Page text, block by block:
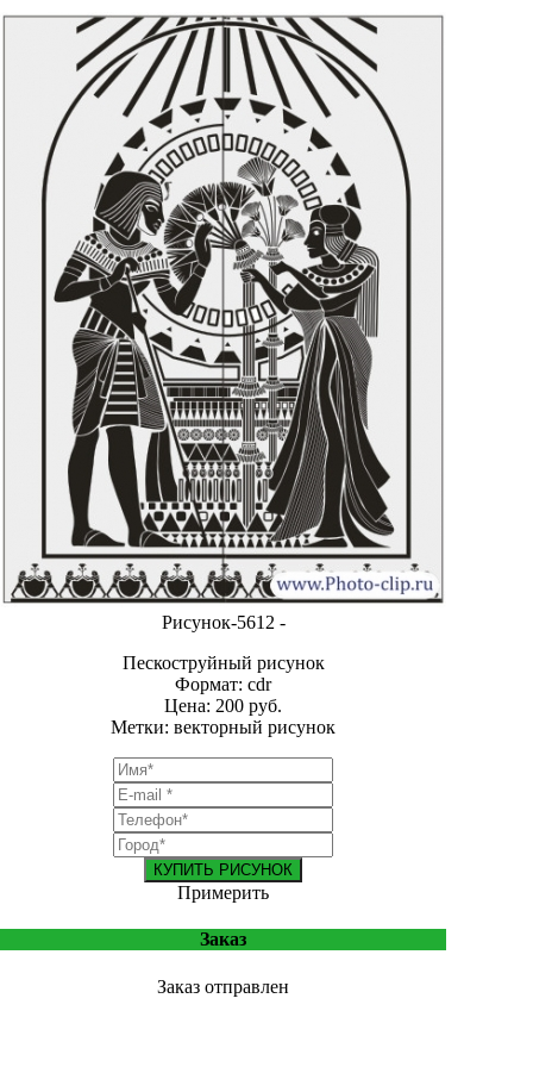
Рисунок-5612 -
Пескоструйный рисунок
Формат: cdr
Цена: 200 руб.
Метки: векторный рисунок
КУПИТЬ РИСУНОК
Примерить
Заказ
Заказ отправлен